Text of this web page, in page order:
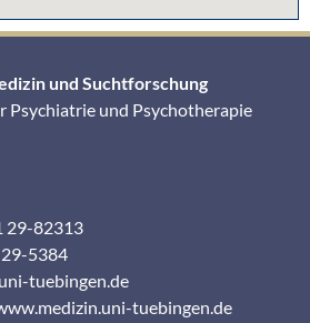
und Suchtforschung
und Psychotherapie
29-82313
29-5384
tuebingen.de
tuebingen.de